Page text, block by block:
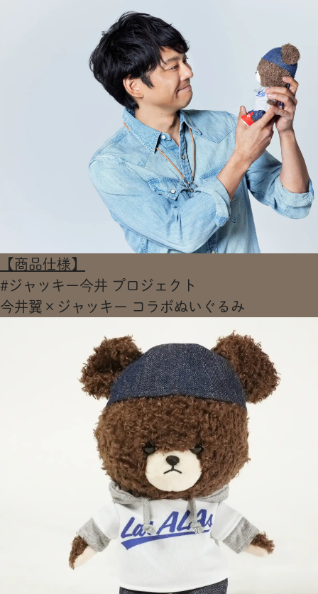
【商品仕様】
#ジャッキー今井 プロジェクト
今井翼×ジャッキー コラボぬいぐるみ